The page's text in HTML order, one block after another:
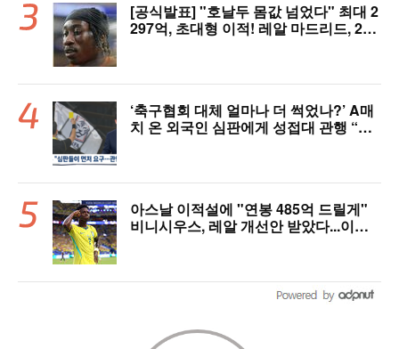
[공식발표] "호날두 몸값 넘었다" 최대 2
297억, 초대형 이적! 레알 마드리드, 21
‘축구협회 대체 얼마나 더 썩었나?’ A매
치 온 외국인 심판에게 성접대 관행 “그
아스날 이적설에 "연봉 485억 드릴게"
비니시우스, 레알 개선안 받았다...이제